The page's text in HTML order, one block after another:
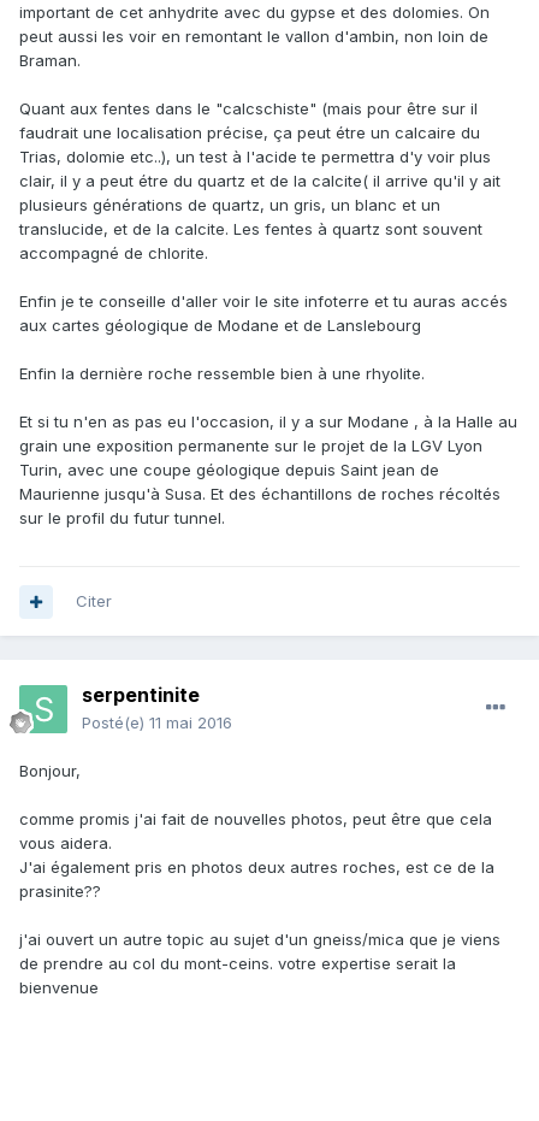
important de cet anhydrite avec du gypse et des dolomies. On
peut aussi les voir en remontant le vallon d'ambin, non loin de
Braman.
Quant aux fentes dans le "calcschiste" (mais pour être sur il
faudrait une localisation précise, ça peut étre un calcaire du
Trias, dolomie etc..), un test à l'acide te permettra d'y voir plus
clair, il y a peut étre du quartz et de la calcite( il arrive qu'il y ait
plusieurs générations de quartz, un gris, un blanc et un
translucide, et de la calcite. Les fentes à quartz sont souvent
accompagné de chlorite.
Enfin je te conseille d'aller voir le site infoterre et tu auras accés
aux cartes géologique de Modane et de Lanslebourg
Enfin la dernière roche ressemble bien à une rhyolite.
Et si tu n'en as pas eu l'occasion, il y a sur Modane , à la Halle au
grain une exposition permanente sur le projet de la LGV Lyon
Turin, avec une coupe géologique depuis Saint jean de
Maurienne jusqu'à Susa. Et des échantillons de roches récoltés
sur le profil du futur tunnel.
Citer
serpentinite
Posté(e) 11 mai 2016
Bonjour,
comme promis j'ai fait de nouvelles photos, peut être que cela
vous aidera.
J'ai également pris en photos deux autres roches, est ce de la
prasinite??
j'ai ouvert un autre topic au sujet d'un gneiss/mica que je viens
de prendre au col du mont-ceins. votre expertise serait la
bienvenue